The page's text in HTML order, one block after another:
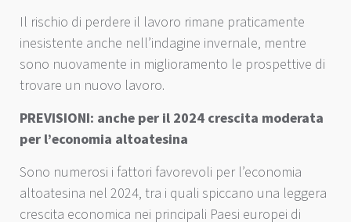
Il rischio di perdere il lavoro rimane praticamente
inesistente anche nell’indagine invernale, mentre
sono nuovamente in miglioramento le prospettive di
trovare un nuovo lavoro.
PREVISIONI: anche per il 2024 crescita moderata
per l’economia altoatesina
Sono numerosi i fattori favorevoli per l’economia
altoatesina nel 2024, tra i quali spiccano una leggera
crescita economica nei principali Paesi europei di